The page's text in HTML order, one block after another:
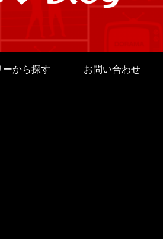
ーから探す お問い合わせ